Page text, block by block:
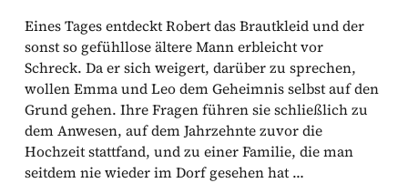
Eines Tages entdeckt Robert das Brautkleid und der
sonst so gefühllose ältere Mann erbleicht vor
Schreck. Da er sich weigert, darüber zu sprechen,
wollen Emma und Leo dem Geheimnis selbst auf den
Grund gehen. Ihre Fragen führen sie schließlich zu
dem Anwesen, auf dem Jahrzehnte zuvor die
Hochzeit stattfand, und zu einer Familie, die man
seitdem nie wieder im Dorf gesehen hat …